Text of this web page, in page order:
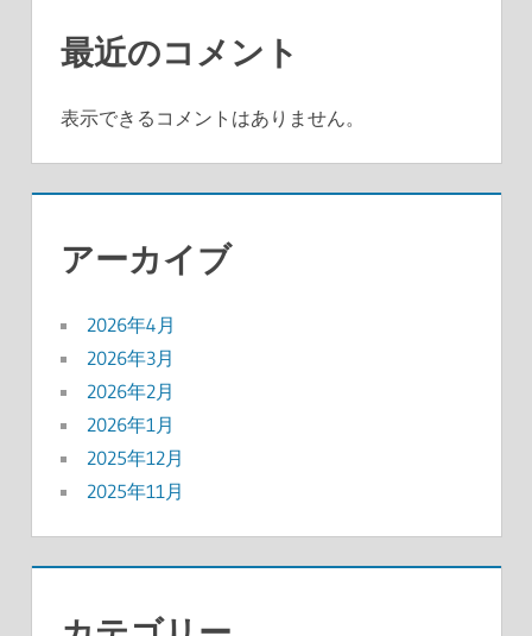
最近のコメント
表示できるコメントはありません。
アーカイブ
2026年4月
2026年3月
2026年2月
2026年1月
2025年12月
2025年11月